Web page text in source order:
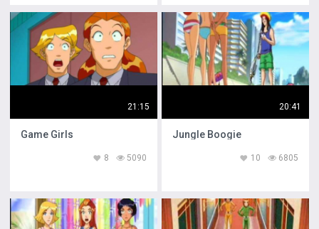
21:15
Game Girls
5090
8
20:41
Jungle Boogie
6805
10